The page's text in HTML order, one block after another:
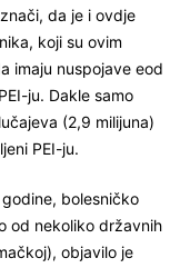
da je i ovdje
koji su ovim
imaju nuspojave eod
ju. Dakle samo
(2,9 milijuna)
PEI-ju.
bolesničko
od nekoliko državnih
objavilo je